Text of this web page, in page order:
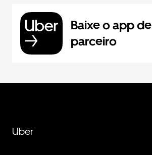
Baixe o app de
parceiro
Uber